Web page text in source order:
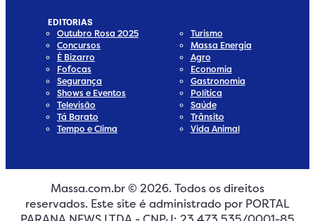
Media
Media
EDITORIAS
Outubro Rosa 2025
Concursos
É Bizarro
Fofocas
Segurança
Shows e Eventos
Televisão
Tá Barato
Tempo e Clima
Turismo
Massa Energia
Agro
Economia
Gastronomia
Política
Saúde
Trânsito
Vida Animal
Massa.com.br © 2026. Todos os direitos
reservados. Este site é administrado por PORTAL